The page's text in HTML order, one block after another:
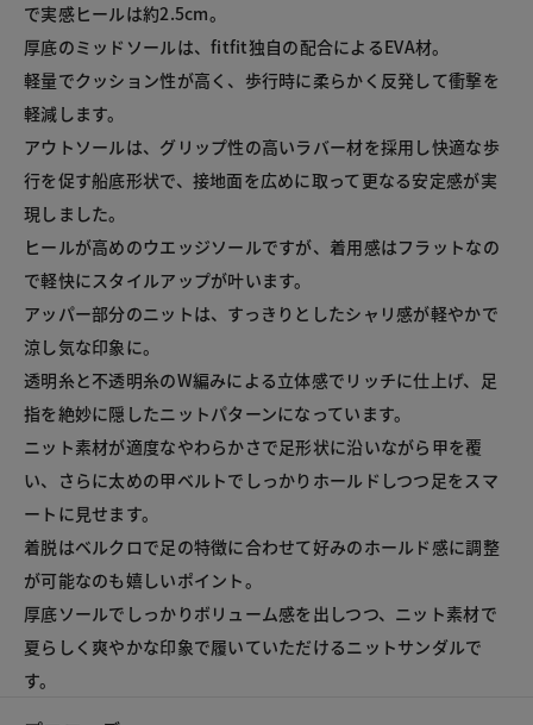
で実感ヒールは約2.5cm。
厚底のミッドソールは、fitfit独自の配合によるEVA材。
軽量でクッション性が高く、歩行時に柔らかく反発して衝撃を
軽減します。
アウトソールは、グリップ性の高いラバー材を採用し快適な歩
行を促す船底形状で、接地面を広めに取って更なる安定感が実
現しました。
ヒールが高めのウエッジソールですが、着用感はフラットなの
で軽快にスタイルアップが叶います。
アッパー部分のニットは、すっきりとしたシャリ感が軽やかで
涼し気な印象に。
透明糸と不透明糸のW編みによる立体感でリッチに仕上げ、足
指を絶妙に隠したニットパターンになっています。
ニット素材が適度なやわらかさで足形状に沿いながら甲を覆
い、さらに太めの甲ベルトでしっかりホールドしつつ足をスマ
ートに見せます。
着脱はベルクロで足の特徴に合わせて好みのホールド感に調整
が可能なのも嬉しいポイント。
厚底ソールでしっかりボリューム感を出しつつ、ニット素材で
夏らしく爽やかな印象で履いていただけるニットサンダルで
す。